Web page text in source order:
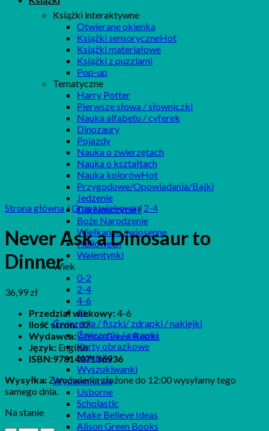
Książki interaktywne
Otwierane okienka
Książki sensoryczne
Książki materiałowe
Książki z puzzlami
Pop-up
Tematyczne
Harry Potter
Pierwsze słowa / słowniczki
Nauka alfabetu / cyferek
Dinozaury
Pojazdy
Nauka o zwierzętach
Nauka o kształtach
Nauka kolorów
Przygodowe/Opowiadania/Bajki
Jedzenie
Dla Nauczycieli
Boże Narodzenie
Wielkanoc / wiosenne
Halloween
Walentynki
Wiek
0-2
2-4
4-6
6+
Ćwiczenia / fiszki/ zdrapki / naklejki
Ćwiczenia / zdrapki
Karty obrazkowe
Naklejki
Wyszukiwanki
Wydawnictwa
Usborne
Scholastic
Make Believe Ideas
Alison Green Books
Strona główna /Grupa wiekowa/ 2-4
Never Ask a Dinosaur to
Dinner
36,99 zł
Przedział wiekowy:4-6
Ilość stron:32
Wydawca:Alison Green Books
Język: English
ISBN:9781407136936
Wysyłka: Zamówienia złożone do 12:00 wysyłamy tego
samego dnia.
Na stanie